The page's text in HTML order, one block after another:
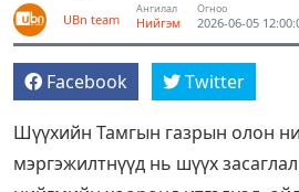
UBn team
Ангилал
Нийгэм
Огноо
2026-06-05
Facebook Twitter
Шүүхийн Тамгын газрын олон
мэргэжилтнүүд нь шүүх